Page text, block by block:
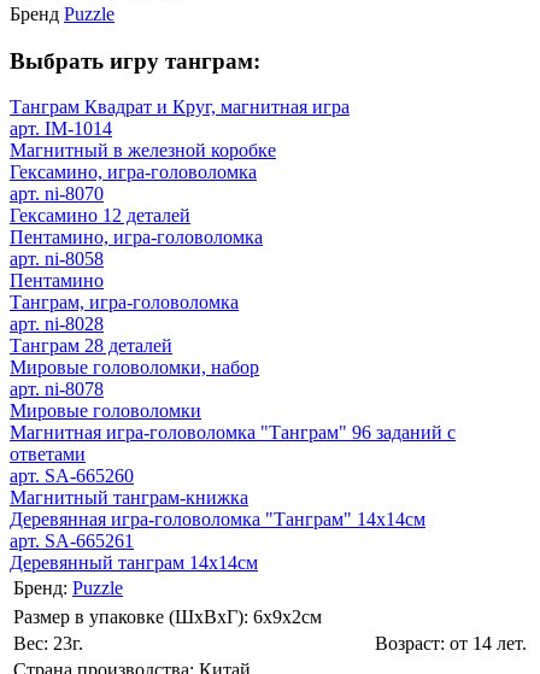
Бренд Puzzle
Выбрать игру танграм:
Танграм Квадрат и Круг, магнитная игра
арт. IM-1014
Магнитный в железной коробке
Гексамино, игра-головоломка
арт. ni-8070
Гексамино 12 деталей
Пентамино, игра-головоломка
арт. ni-8058
Пентамино
Танграм, игра-головоломка
арт. ni-8028
Танграм 28 деталей
Мировые головоломки, набор
арт. ni-8078
Мировые головоломки
Магнитная игра-головоломка "Танграм" 96 заданий с
ответами
арт. SA-665260
Магнитный танграм-книжка
Деревянная игра-головоломка "Танграм" 14х14см
арт. SA-665261
Деревянный танграм 14х14см
Бренд: Puzzle
Размер в упаковке (ШхВxГ): 6х9х2cм
Вес: 23г.
Возраст: от 14 лет.